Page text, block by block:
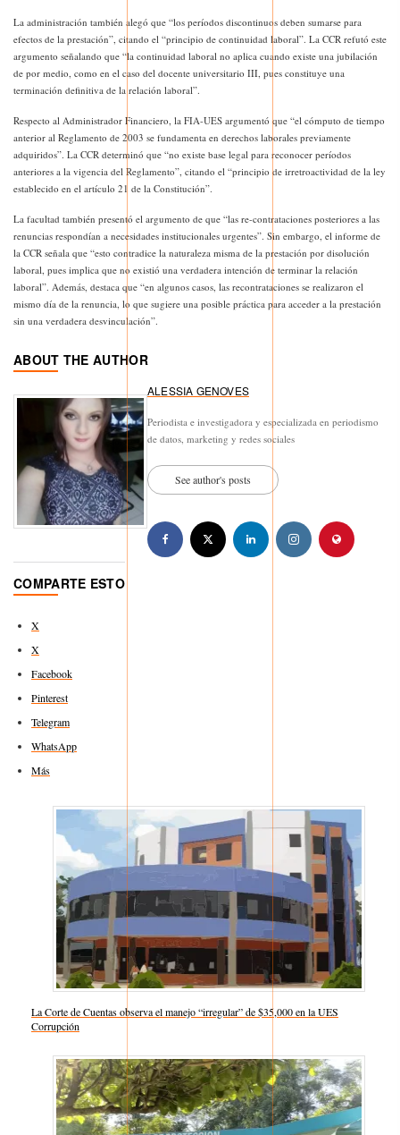
La administración también alegó que “los períodos discontinuos deben sumarse para
efectos de la prestación”, citando el “principio de continuidad laboral”. La CCR refutó este
argumento señalando que “la continuidad laboral no aplica cuando existe una jubilación
de por medio, como en el caso del docente universitario III, pues constituye una
terminación definitiva de la relación laboral”.
Respecto al Administrador Financiero, la FIA-UES argumentó que “el cómputo de tiempo
anterior al Reglamento de 2003 se fundamenta en derechos laborales previamente
adquiridos”. La CCR determinó que “no existe base legal para reconocer períodos
anteriores a la vigencia del Reglamento”, citando el “principio de irretroactividad de la ley
establecido en el artículo 21 de la Constitución”.
La facultad también presentó el argumento de que “las re-contrataciones posteriores a las
renuncias respondían a necesidades institucionales urgentes”. Sin embargo, el informe de
la CCR señala que “esto contradice la naturaleza misma de la prestación por disolución
laboral, pues implica que no existió una verdadera intención de terminar la relación
laboral”. Además, destaca que “en algunos casos, las recontrataciones se realizaron el
mismo día de la renuncia, lo que sugiere una posible práctica para acceder a la prestación
sin una verdadera desvinculación”.
ABOUT THE AUTHOR
ALESSIA GENOVES
Periodista e investigadora y especializada en periodismo
de datos, marketing y redes sociales
See author's posts
COMPARTE ESTO
X
X
Facebook
Pinterest
Telegram
WhatsApp
Más
La Corte de Cuentas observa el manejo “irregular” de $35,000 en la UES
Respecto a
Corrupción